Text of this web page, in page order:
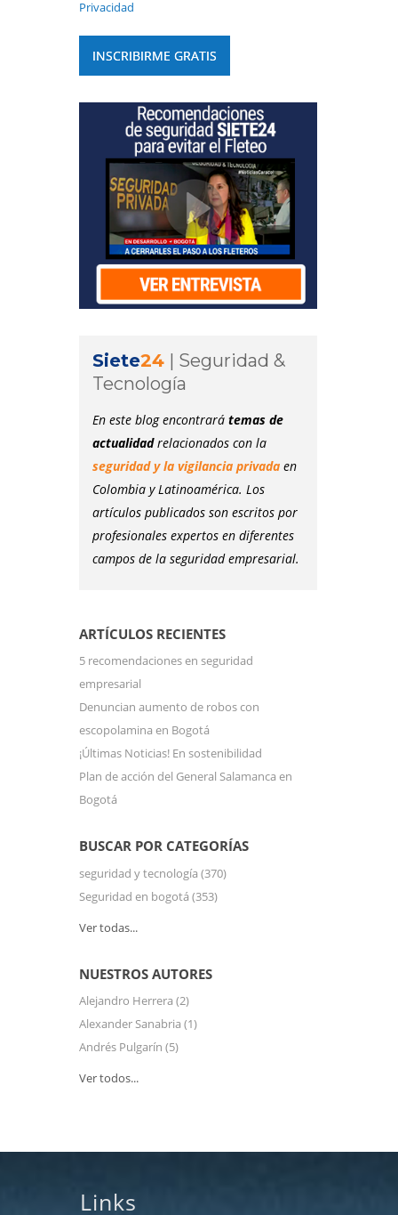
Privacidad
Siete24 | Seguridad &
Tecnología
En este blog encontrará temas de
actualidadrelacionados con la
seguridad y la vigilancia privada en
Colombia y Latinoamérica. Los
artículos publicados son escritos por
profesionales expertos en diferentes
campos de la seguridad empresarial.
ARTÍCULOS RECIENTES
5 recomendaciones en seguridad
empresarial
Denuncian aumento de robos con
escopolamina en Bogotá
¡Últimas Noticias! En sostenibilidad
Plan de acción del General Salamanca en
Bogotá
BUSCAR POR CATEGORÍAS
seguridad y tecnología (370)
Seguridad en bogotá (353)
Ver todas...
NUESTROS AUTORES
Alejandro Herrera (2)
Alexander Sanabria (1)
Andrés Pulgarín (5)
Ver todos...
Links